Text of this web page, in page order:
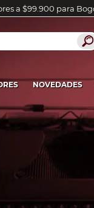
a $99.900 para
NOVEDADES